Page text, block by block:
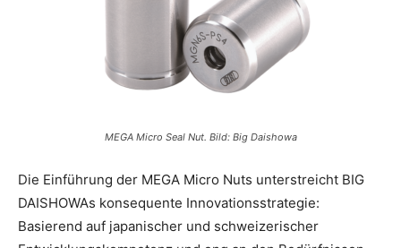
MEGA Micro Seal Nut. Bild: Big Daishowa
Die Einführung der MEGA Micro Nuts unterstreicht BIG
DAISHOWAs konsequente Innovationsstrategie:
Basierend auf japanischer und schweizerischer